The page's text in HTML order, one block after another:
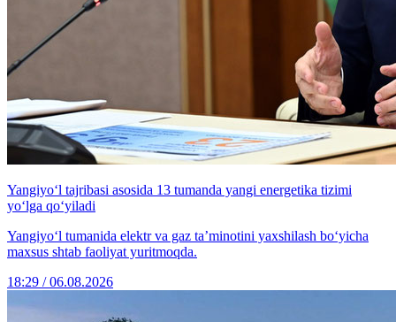
Yangiyo‘l tajribasi asosida 13 tumanda yangi energetika tizimi
yo‘lga qo‘yiladi
Yangiyo‘l tumanida elektr va gaz ta’minotini yaxshilash bo‘yicha
maxsus shtab faoliyat yuritmoqda.
18:29 / 06.08.2026